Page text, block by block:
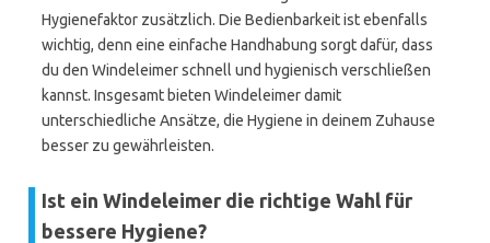
Hygienefaktor zusätzlich. Die Bedienbarkeit ist ebenfalls
wichtig, denn eine einfache Handhabung sorgt dafür, dass
du den Windeleimer schnell und hygienisch verschließen
kannst. Insgesamt bieten Windeleimer damit
unterschiedliche Ansätze, die Hygiene in deinem Zuhause
besser zu gewährleisten.
Ist ein Windeleimer die richtige Wahl für
bessere Hygiene?